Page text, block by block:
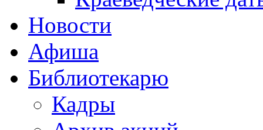
Новости
Афиша
Библиотекарю
Кадры